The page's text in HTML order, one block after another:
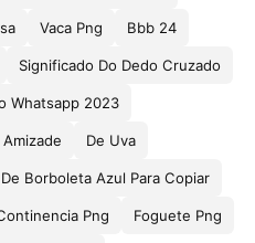
Vaca Png Bbb 24
Significado Do Dedo Cruzado
Whatsapp 2023
De Uva
De Borboleta Azul Para Copiar
Png Foguete Png